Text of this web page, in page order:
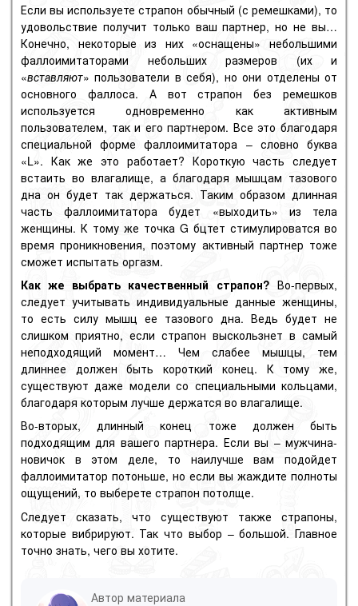
Если вы используете страпон обычный (с ремешками), то
удовольствие получит только ваш партнер, но не вы…
Конечно, некоторые из них «оснащены» небольшими
фаллоимитаторами небольших размеров (их и
«вставляют» пользователи в себя), но они отделены от
основного фаллоса. А вот страпон без ремешков
используется одновременно как активным
пользователем, так и его партнером. Все это благодаря
специальной форме фаллоимитатора – словно буква
«L». Как же это работает? Короткую часть следует
встаить во влагалище, а благодаря мышцам тазового
дна он будет так держаться. Таким образом длинная
часть фаллоимитатора будет «выходить» из тела
женщины. К тому же точка G бцтет стимулироватся во
время проникновения, поэтому активный партнер тоже
сможет испытать оргазм.
Как же выбрать качественный страпон? Во-первых,
следует учитывать индивидуальные данные женщины,
то есть силу мышц ее тазового дна. Ведь будет не
слишком приятно, если страпон выскользнет в самый
неподходящий момент… Чем слабее мышцы, тем
длиннее должен быть короткий конец. К тому же,
существуют даже модели со специальными кольцами,
благодаря которым лучше держатся во влагалище.
Во-вторых, длинный конец тоже должен быть
подходящим для вашего партнера. Если вы – мужчина-
новичок в этом деле, то наилучше вам подойдет
фаллоимитатор потоньше, но если вы жаждите полноты
ощущений, то выберете страпон потолще.
Следует сказать, что существуют также страпоны,
которые вибрируют. Так что выбор – большой. Главное
точно знать, чего вы хотите.
Автор материала